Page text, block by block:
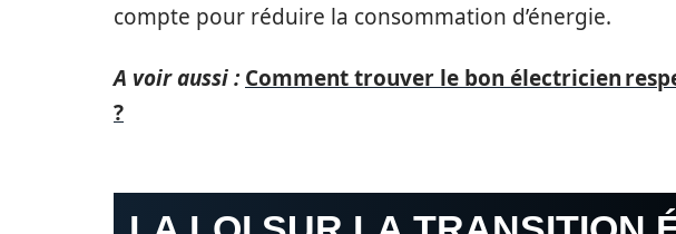
compte pour réduire la consommation d’énergie.
A voir aussi : Comment trouver le bon électricien
?